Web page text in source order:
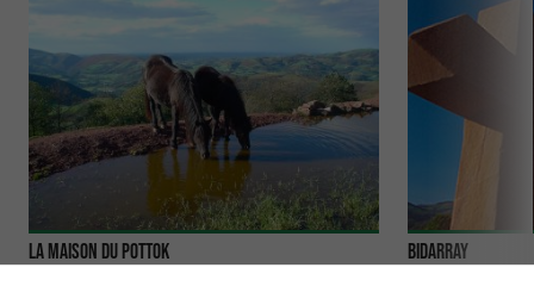
La Maison du Pottok Bidarray